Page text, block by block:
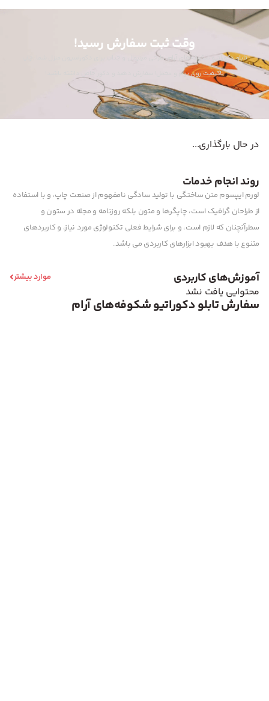
وقت ثبت سفارش رسید!
تابلو دکوراتیو شکوفه‌های آرام، طرحی مینیمال و جذاب برای دکوراسیون منزل شما. چاپ
باکیفیت روی بوم و مخمل! سفارش دهید و دکور خاص داشته باشید!
در حال بارگذاری...
روند انجام خدمات
لورم ایپسوم متن ساختگی با تولید سادگی نامفهوم از صنعت چاپ، و با استفاده
از طراحان گرافیک است، چاپگرها و متون بلکه روزنامه و مجله در ستون و
سطرآنچنان که لازم است، و برای شرایط فعلی تکنولوژی مورد نیاز، و کاربردهای
متنوع با هدف بهبود ابزارهای کاربردی می باشد.
آموزش‌های کاربردی موارد بیشتر
محتوایی یافت نشد
سفارش تابلو دکوراتیو شکوفه‌های آرام